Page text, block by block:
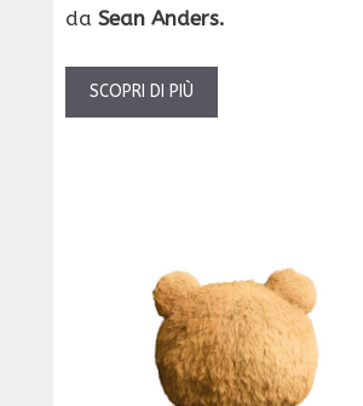
da Sean Anders.
SCOPRI DI PIÙ